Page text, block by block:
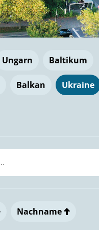
Ungarn Baltikum
Balkan Ukraine
Nachname